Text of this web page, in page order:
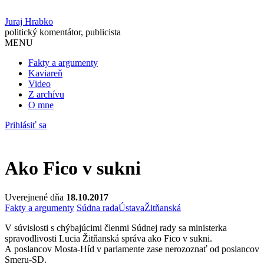
Juraj Hrabko
politický komentátor, publicista
MENU
Fakty a argumenty
Kaviareň
Video
Z archívu
O mne
Prihlásiť sa
Ako Fico v sukni
Uverejnené dňa 18.10.2017
Fakty a argumenty Súdna radaÚstavaŽitňanská
V súvislosti s chýbajúcimi členmi Súdnej rady sa ministerka
spravodlivosti Lucia Žitňanská správa ako Fico v sukni.
A poslancov Mosta-Híd v parlamente zase nerozoznať od poslancov
Smeru-SD.